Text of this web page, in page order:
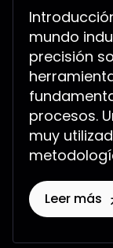
mundo
precisión
procesos.
muy
Leer más